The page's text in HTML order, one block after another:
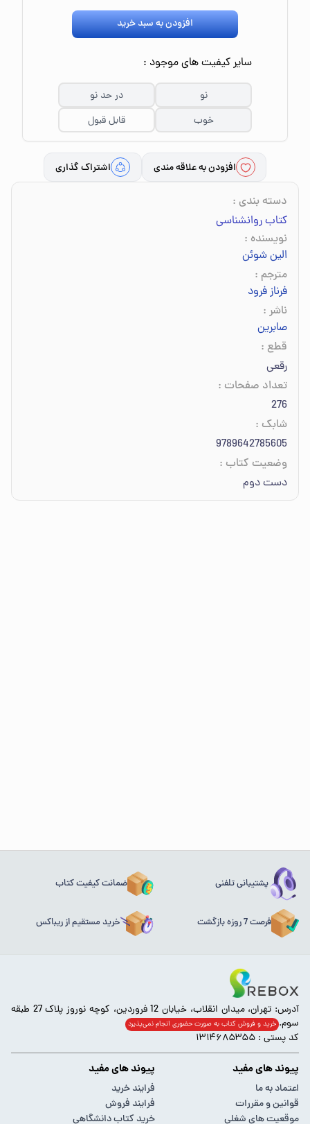
افزودن به سبد خرید
سایر کیفیت های موجود :
نو
در حد نو
خوب
قابل قبول
افزودن به علاقه مندی اشتراک گذاری
دسته بندی :
کتاب روانشناسی
نویسنده :
الین شوئن
مترجم :
فرناز فرود
ناشر :
صابرین
قطع :
رقعی
تعداد صفحات :
276
شابک :
9789642785605
وضعیت کتاب :
دست دوم
پشتیبانی تلفنی ضمانت کیفیت کتاب
فرصت 7 روزه بازگشت خرید مستقیم از ریباکس
آدرس: تهران، میدان انقلاب، خیابان 12 فروردین، کوچه نوروز پلاک 27 طبقه
سوم. خرید و فروش کتاب به صورت حضوری انجام‌ نمی‌پذیرد
کد پستی : ۱۳۱۴۶۸۵۳۵۵
پیوند های مفید
اعتماد به ما
قوانین و مقررات
موقعیت های شغلی
پیوند های مفید
فرایند خرید
فرایند فروش
خرید کتاب دانشگاهی